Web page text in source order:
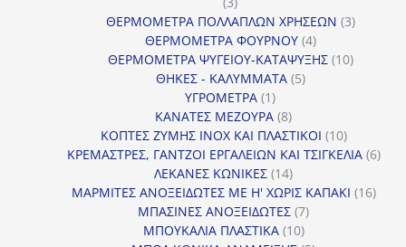
προϊόντα
ΘΕΡΜΟΜΕΤΡΑ ΠΟΛΛΑΠΛΩΝ ΧΡΗΣΕΩΝ 33
ΘΕΡΜΟΜΕΤΡΑ ΦΟΥΡΝΟΥ 44
προϊόντα
ΘΕΡΜΟΜΕΤΡΑ ΨΥΓΕΙΟΥ-ΚΑΤΑΨΥΞΗΣ 1010
ΘΗΚΕΣ - ΚΑΛΥΜΜΑΤΑ 55
ΥΓΡΟΜΕΤΡΑ 11
προϊόν
ΚΑΝΑΤΕΣ ΜΕΖΟΥΡΑ 88
προϊόντα
ΚΟΠΤΕΣ ΖΥΜΗΣ INOX ΚΑΙ ΠΛΑΣΤΙΚΟΙ 1010
προϊόντα
ΚΡΕΜΑΣΤΡΕΣ, ΓΑΝΤΖΟΙ ΕΡΓΑΛΕΙΩΝ ΚΑΙ ΤΣΙΓΚΕΛΙΑ 66
ΛΕΚΑΝΕΣ ΚΩΝΙΚΕΣ 1414
προϊόντα
ΜΑΡΜΙΤΕΣ ΑΝΟΞΕΙΔΩΤΕΣ ΜΕ Η' ΧΩΡΙΣ ΚΑΠΑΚΙ 1616
ΜΠΑΣΙΝΕΣ ΑΝΟΞΕΙΔΩΤΕΣ 77
ΜΠΟΥΚΑΛΙΑ ΠΛΑΣΤΙΚΑ 1010